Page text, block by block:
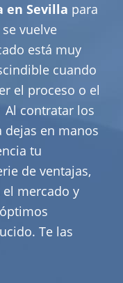
Sevilla para
vuelve
está muy
cuando
el proceso o el
Al contratar los
en manos
tu
de ventajas,
mercado y
Te las